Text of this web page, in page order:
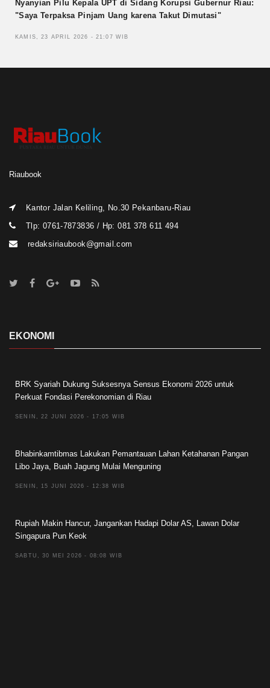
Nyanyian Pilu Kepala UPT di Sidang Korupsi Gubernur Riau:
"Saya Terpaksa Pinjam Uang karena Takut Dimutasi"
KAMIS, 23 APRIL 2026 - 21:07 WIB
Riaubook
Kantor Jalan Keliling, No.30 Pekanbaru-Riau
Tlp: 0761-7873836 / Hp: 081 378 611 494
redaksiriaubook@gmail.com
EKONOMI
BRK Syariah Dukung Suksesnya Sensus Ekonomi 2026 untuk
Perkuat Fondasi Perekonomian di Riau
SENIN, 22 JUNI 2026 - 17:05 WIB
Bhabinkamtibmas Lakukan Pemantauan Lahan Ketahanan Pangan
Libo Jaya, Buah Jagung Mulai Menguning
SENIN, 15 JUNI 2026 - 12:38 WIB
Rupiah Makin Hancur, Jangankan Hadapi Dolar AS, Lawan Dolar
Singapura Pun Keok
SABTU, 30 MEI 2026 - 08:08 WIB